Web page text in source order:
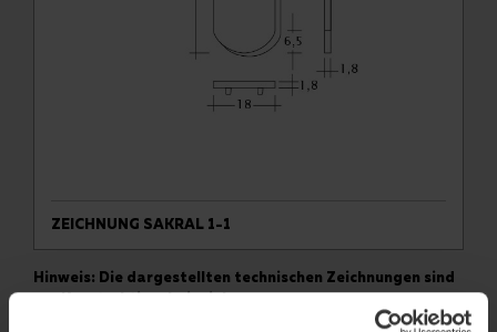
ZEICHNUNG SAKRAL 1-1
Hinweis: Die dargestellten technischen Zeichnungen sind
nur Konstruktionsbeispiele.